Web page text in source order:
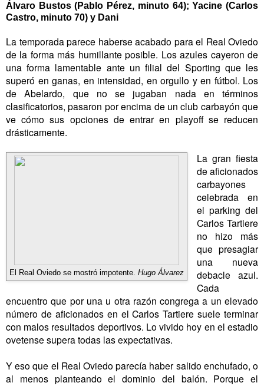
Álvaro Bustos (Pablo Pérez, minuto 64); Yacine (Carlos
Castro, minuto 70) y Dani
La temporada parece haberse acabado para el Real Oviedo
de la forma más humillante posible. Los azules cayeron de
una forma lamentable ante un filial del Sporting que les
superó en ganas, en intensidad, en orgullo y en fútbol. Los
de Abelardo, que no se jugaban nada en términos
clasificatorios, pasaron por encima de un club carbayón que
ve cómo sus opciones de entrar en playoff se reducen
drásticamente.
El Real Oviedo se mostró impotente. Hugo Álvarez
La gran fiesta
de aficionados
carbayones
celebrada en
el parking del
Carlos Tartiere
no hizo más
que presagiar
una nueva
debacle azul.
Cada
encuentro que por una u otra razón congrega a un elevado
número de aficionados en el Carlos Tartiere suele terminar
con malos resultados deportivos. Lo vivido hoy en el estadio
ovetense supera todas las expectativas.
Y eso que el Real Oviedo parecía haber salido enchufado, o
al menos planteando el dominio del balón. Porque el